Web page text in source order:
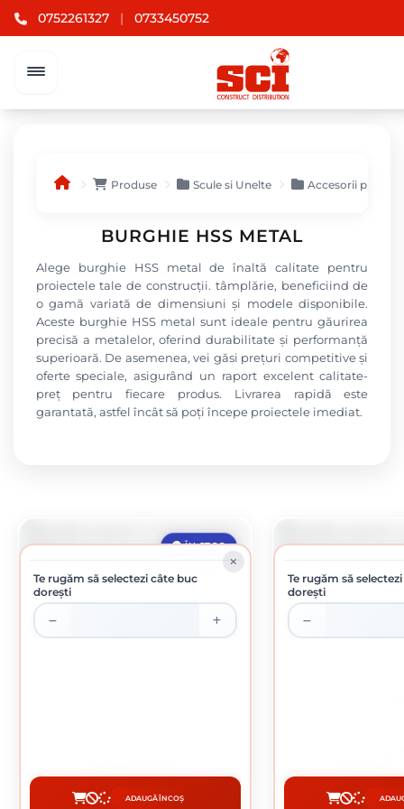
0752261327 | 0733450752
Produse Scule si Unelte Accesorii pentru
BURGHIE HSS METAL
Alege burghie HSS metal de înaltă calitate pentru
proiectele tale de construcții. tâmplărie, beneficiind de
o gamă variată de dimensiuni și modele disponibile.
Aceste burghie HSS metal sunt ideale pentru găurirea
precisă a metalelor, oferind durabilitate și performanță
superioară. De asemenea, vei găsi prețuri competitive și
oferte speciale, asigurând un raport excelent calitate-
preț pentru fiecare produs. Livrarea rapidă este
garantată, astfel încât să poți începe proiectele imediat.
ÎN STOC
CUMPĂRĂ
Te rugăm să selectezi câte buc
dorești
ADAUGĂ ÎN COȘ
Te rugăm să
dorești